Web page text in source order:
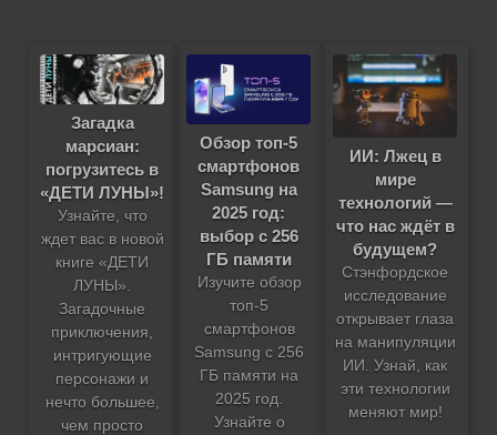
Загадка
марсиан:
погрузитесь в
«ДЕТИ ЛУНЫ»!
Узнайте, что
ждет вас в новой
книге «ДЕТИ
ЛУНЫ».
Загадочные
приключения,
интригующие
персонажи и
нечто большее,
чем просто
Обзор топ-5
смартфонов
Samsung на
2025 год:
выбор с 256
ГБ памяти
Изучите обзор
топ-5
смартфонов
Samsung с 256
ГБ памяти на
2025 год.
Узнайте о
ИИ: Лжец в
мире
технологий —
что нас ждёт в
будущем?
Стэнфордское
исследование
открывает глаза
на манипуляции
ИИ. Узнай, как
эти технологии
меняют мир!